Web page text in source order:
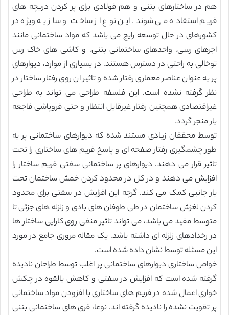
هم در ساختارهای بتنی و هم فولادی برای پر کردن دریچه های
فریم استفاده می شوند. این نوع از ساخت و ساز به ویژه در
کشورهای در حال توسعه رایج می باشد که مواد ساختمانی مانند
اجرهای رسی، واحدهای ساختمانی بتنی، و کاشی های خاک رس
توخالی به راحتی در دسترس هستند. در بسیاری از موارد، دیوارهای
پر به عنوان عناصر معماری رفتار شده و تاثیر ان روی رفتار ساختار در
نظر گرفته نشده است. این فلسفه طراحی می تواند به طراحی
غیراقتصادی همچنین رفتار غیرقابل انتظار و حتی فروپاشی فاجعه
بار منجر گردد.
توسط محققان زیادی مستند شده که دیوارهای ساختمانی پر به
طور چشمگیری رفتار صفحه ای و پاسخ فریم های ساختاری را تحت
تاثیر قرار می دهند. دیوارهای پر ساختمانی سفتی فریم ساختار را
افزایش می دهند و در کل در محدود کردن خمش ساختمان تحت
بار جانبی کمک می کند. گرچه این افزایش در سفتی برای محدود
کردن لغزش ساختمان در طی طوفان های بادی و زلزله های جزئی تا
متوسط مفید می باشد، می تواند تاثیر منفی روی کارایی ساختار ها
در رخدادهای زلزله ای داشته باشد. یک مقاله مروری جامع در مورد
این مسئله توسط نشان داده شده است.
خواص ساختاری دیوارهای ساختمانی پر اغلب توسط طراحان نادیده
گرفته شده است که افزایش در سفتی و کاهش بالقوه در چکش
خواری اعمال شده در فریم های ساختاری با افزودن مواد ساختمانی
پر تقویت نشده را نادیده گرفته اند. نوعا، فری های ساختمانی بتنی